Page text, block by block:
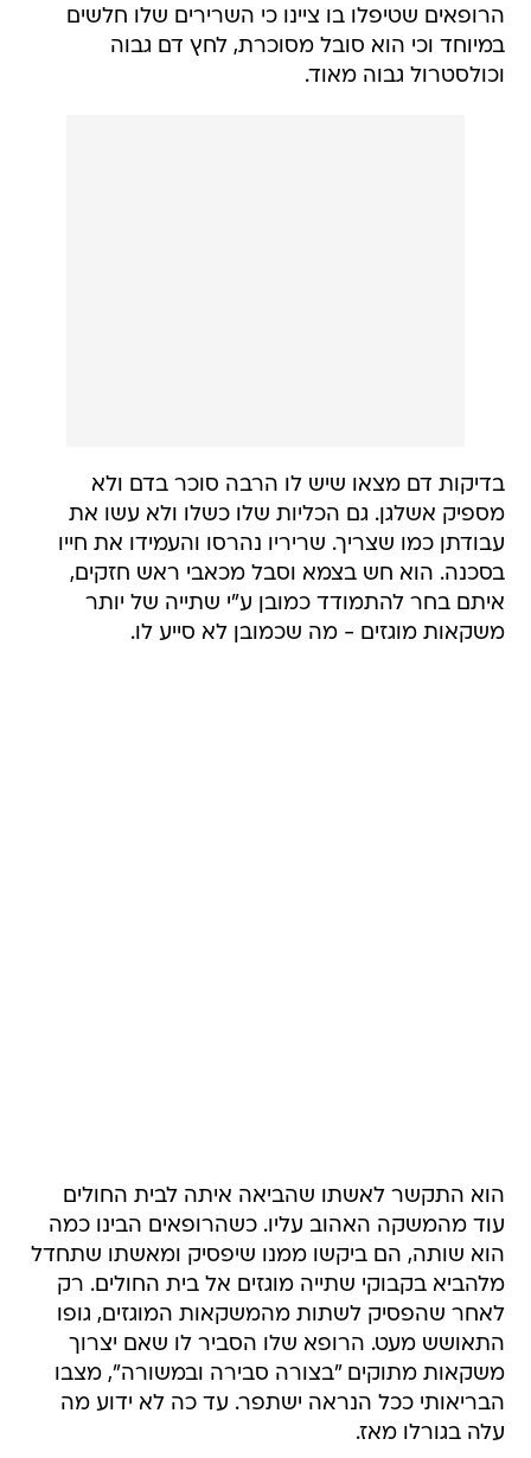
הרופאים שטיפלו בו ציינו כי השרירים שלו חלשים
במיוחד וכי הוא סובל מסוכרת, לחץ דם גבוה
וכולסטרול גבוה מאוד.
בדיקות דם מצאו שיש לו הרבה סוכר בדם ולא
מספיק אשלגן. גם הכליות שלו כשלו ולא עשו את
עבודתן כמו שצריך. שריריו נהרסו ​​והעמידו את חייו
בסכנה. הוא חש בצמא וסבל מכאבי ראש חזקים,
איתם בחר להתמודד כמובן ע"י שתייה של יותר
משקאות מוגזים - מה שכמובן לא סייע לו.
הוא התקשר לאשתו שהביאה איתה לבית החולים
עוד מהמשקה האהוב עליו. כשהרופאים הבינו כמה
הוא שותה, הם ביקשו ממנו שיפסיק ומאשתו שתחדל
מלהביא בקבוקי שתייה מוגזים אל בית החולים. רק
לאחר שהפסיק לשתות מהמשקאות המוגזים, גופו
התאושש מעט. הרופא שלו הסביר לו שאם יצרוך
משקאות מתוקים "בצורה סבירה ובמשורה", מצבו
הבריאותי ככל הנראה ישתפר. עד כה לא ידוע מה
עלה בגורלו מאז.